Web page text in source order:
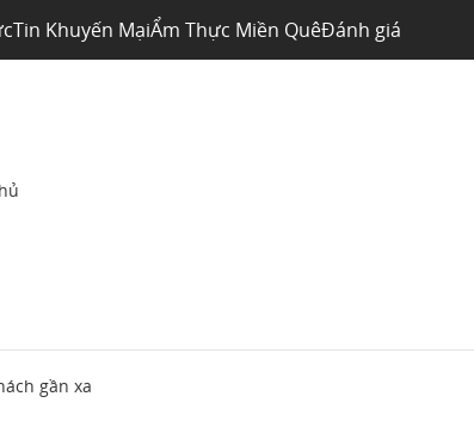
Tin Khuyến MạiẨm Thực Miền QuêĐánh giá
gần xa